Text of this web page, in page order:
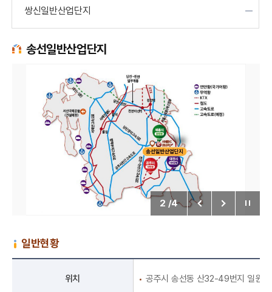
쌍신일반산업단지
송선일반산업단지
2 /4
일반현황
위치 공주시 송선동 산32-49번지 일원